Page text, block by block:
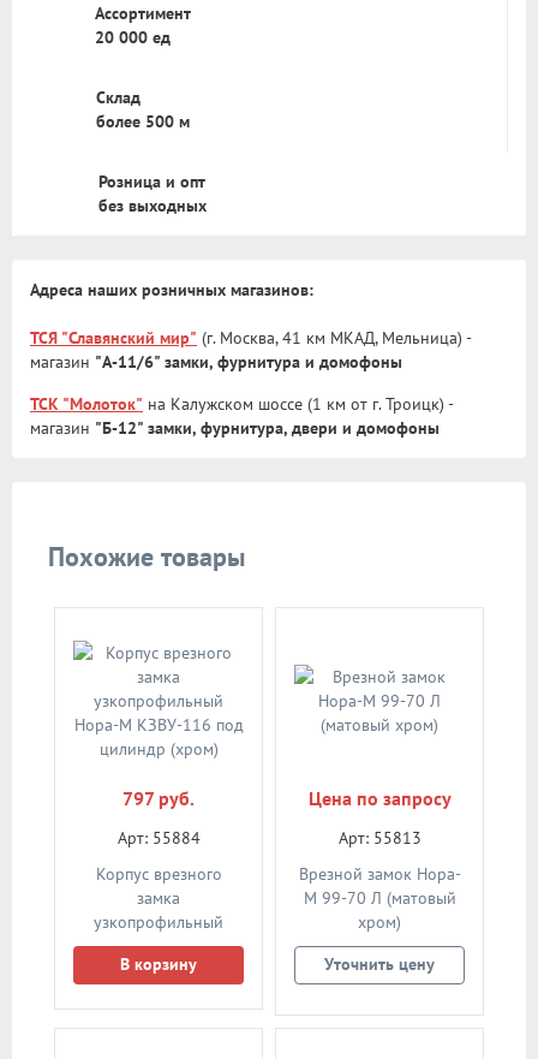
Ассортимент
20 000 ед
Склад
более 500 м
Розница и опт
без выходных
Адреса наших розничных магазинов:
ТСЯ "Славянский мир" (г. Москва, 41 км МКАД, Мельница) -
магазин "А-11/6" замки, фурнитура и домофоны
ТСК "Молоток" на Калужском шоссе (1 км от г. Троицк) -
магазин "Б-12" замки, фурнитура, двери и домофоны
Похожие товары
797 руб.
Арт: 55884
Корпус врезного
замка
узкопрофильный
Нора-М КЗВУ-116 под
цилиндр (хром)
В корзину
Цена по запросу
Арт: 55813
Врезной замок Нора-
М 99-70 Л (матовый
хром)
Уточнить цену